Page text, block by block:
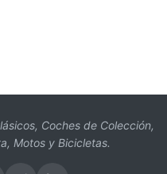
Coches de Colección,
Motos y Bicicletas.